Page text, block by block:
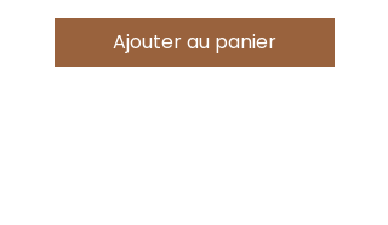
Ajouter au panier